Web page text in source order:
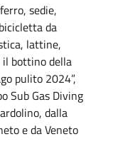
sedie,
da
lattine,
il bottino della
pulito 2024”,
Sub Gas Diving
dalla
e da Veneto